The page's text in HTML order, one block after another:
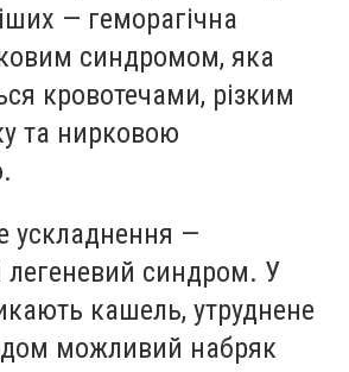
— геморагічна
синдромом, яка
кровотечами, різким
та нирковою
ускладнення —
легеневий синдром. У
кашель, утруднене
можливий набряк